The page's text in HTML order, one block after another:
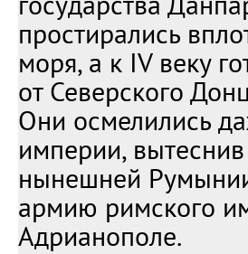
простирались
моря, а к IV веку
от Северского
Они осмелились
империи,
нынешней
армию римского
Адрианополе.